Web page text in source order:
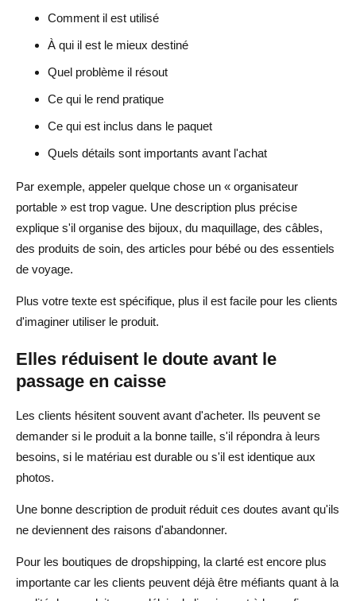
Comment il est utilisé
À qui il est le mieux destiné
Quel problème il résout
Ce qui le rend pratique
Ce qui est inclus dans le paquet
Quels détails sont importants avant l'achat
Par exemple, appeler quelque chose un « organisateur
portable » est trop vague. Une description plus précise
explique s'il organise des bijoux, du maquillage, des câbles,
des produits de soin, des articles pour bébé ou des essentiels
de voyage.
Plus votre texte est spécifique, plus il est facile pour les clients
d'imaginer utiliser le produit.
Elles réduisent le doute avant le
passage en caisse
Les clients hésitent souvent avant d'acheter. Ils peuvent se
demander si le produit a la bonne taille, s'il répondra à leurs
besoins, si le matériau est durable ou s'il est identique aux
photos.
Une bonne description de produit réduit ces doutes avant qu'ils
ne deviennent des raisons d'abandonner.
Pour les boutiques de dropshipping, la clarté est encore plus
importante car les clients peuvent déjà être méfiants quant à la